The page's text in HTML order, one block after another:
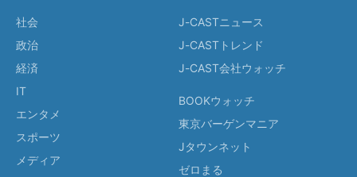
社会
政治
経済
IT
エンタメ
スポーツ
メディア
J-CASTニュース
J-CASTトレンド
J-CAST会社ウォッチ
BOOKウォッチ
東京バーゲンマニア
Jタウンネット
ゼロまる